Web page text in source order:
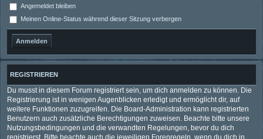
Angemeldet bleiben
Meinen Online-Status während dieser Sitzung verbergen
REGISTRIEREN
Du musst in diesem Forum registriert sein, um dich anmelden zu können. Die
Registrierung ist in wenigen Augenblicken erledigt und ermöglicht dir, auf
weitere Funktionen zuzugreifen. Die Board-Administration kann registrierten
Benutzern auch zusätzliche Berechtigungen zuweisen. Beachte bitte unsere
Nutzungsbedingungen und die verwandten Regelungen, bevor du dich
registrierst. Bitte beachte auch die jeweiligen Forenregeln, wenn du dich in